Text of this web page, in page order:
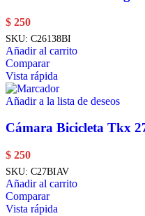
$ 250
SKU: C26138BI
Añadir al carrito
Comparar
Vista rápida
Añadir a la lista de deseos
Cámara Bicicleta Tkx
$ 250
SKU: C27BIAV
Añadir al carrito
Comparar
Vista rápida